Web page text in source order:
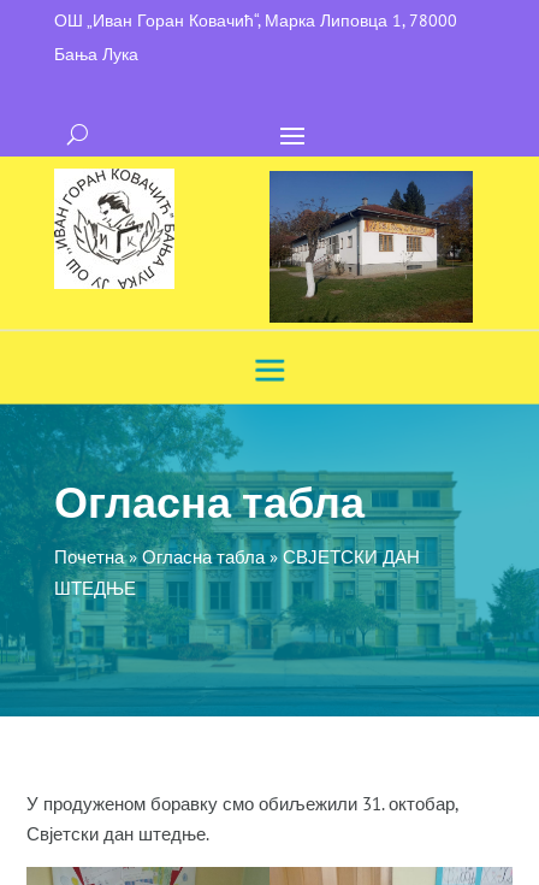
ОШ „Иван Горан Ковачић“, Марка Липовца 1, 78000
Бања Лука
Огласна табла
Почетна»Огласна табла» СВЈЕТСКИ ДАН
ШТЕДЊЕ
У продуженом боравку смо обиљежили 31. октобар,
Свјетски дан штедње.